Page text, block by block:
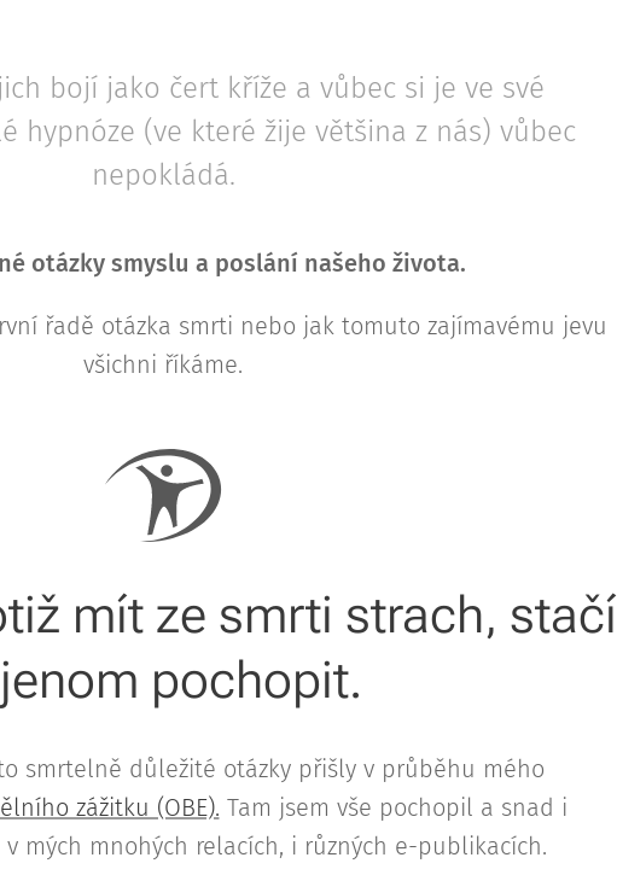
bojí jako čert kříže a vůbec si je ve své
hypnóze (ve které žije většina z nás) vůbec
nepokládá.
otázky smyslu a poslání našeho života.
řadě otázka smrti nebo jak tomuto zajímavému jevu
všichni říkáme.
mít ze smrti strach, stačí
pochopit.
smrtelně důležité otázky přišly v průběhu mého
zážitku (OBE). Tam jsem vše pochopil a snad i
mých mnohých relacích, i různých e-publikacích.